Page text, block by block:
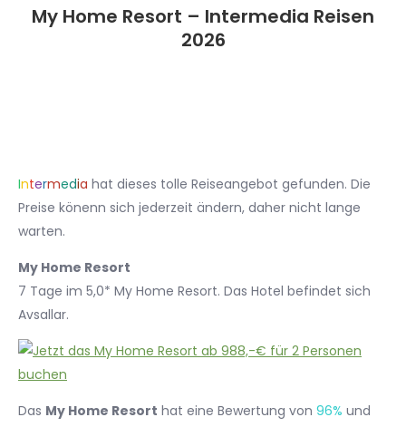
My Home Resort – Intermedia Reisen
2026
Intermedia hat dieses tolle Reiseangebot gefunden. Die
Preise könenn sich jederzeit ändern, daher nicht lange
warten.
My Home Resort
7 Tage im 5,0* My Home Resort. Das Hotel befindet sich
Avsallar.
Das My Home Resort hat eine Bewertung von 96% und